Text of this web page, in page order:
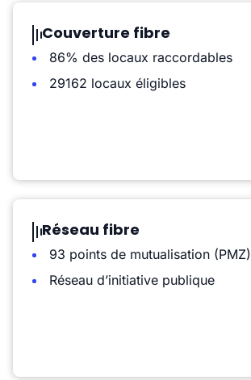
Couverture fibre
86% des locaux raccordables
29162 locaux éligibles
Réseau fibre
93 points de mutualisation (PMZ)
Réseau d’initiative publique